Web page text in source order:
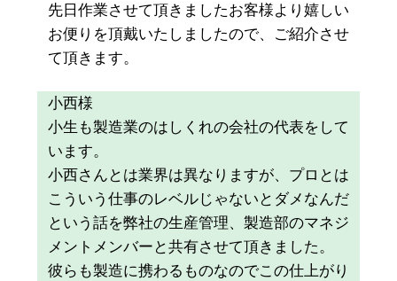
先日作業させて頂きましたお客様より嬉しい
お便りを頂戴いたしましたので、ご紹介させ
て頂きます。
小西様
小生も製造業のはしくれの会社の代表をして
います。
小西さんとは業界は異なりますが、プロとは
こういう仕事のレベルじゃないとダメなんだ
という話を弊社の生産管理、製造部のマネジ
メントメンバーと共有させて頂きました。
彼らも製造に携わるものなのでこの仕上がり